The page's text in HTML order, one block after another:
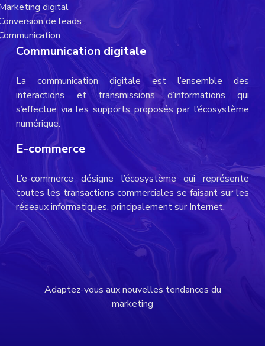
digital
de leads
Communication digitale
La communication digitale est l’ensemble des
interactions et transmissions d’informations qui
s’effectue via les supports proposés par l’écosystème
numérique.
E-commerce
L’e-commerce désigne l’écosystème qui représente
toutes les transactions commerciales se faisant sur les
réseaux informatiques, principalement sur Internet.
Adaptez-vous aux nouvelles tendances du
marketing